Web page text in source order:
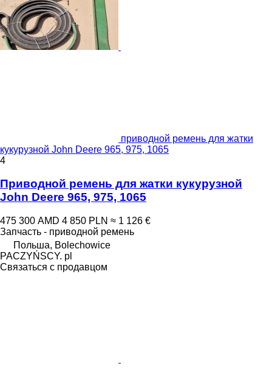
приводной ремень для жатки
кукурузной John Deere 965, 975, 1065
4
Приводной ремень для жатки кукурузной
John Deere 965, 975, 1065
475 300 AMD 4 850 PLN ≈ 1 126 €
Запчасть - приводной ремень
Польша, Bolechowice
PACZYŃSCY. pl
Связаться с продавцом